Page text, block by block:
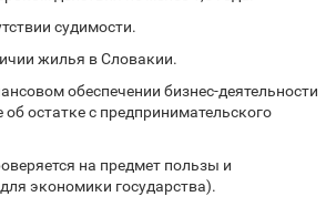
судимости.
жилья в Словакии.
обеспечении бизнес-деятельности
остатке с предпринимательского
на предмет пользы и
экономики государства).